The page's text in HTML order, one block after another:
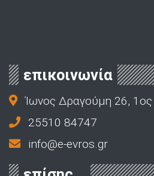
επικοινωνία
Ίωνος Δραγούμη 26,
25510 84747
info@e-evros.gr